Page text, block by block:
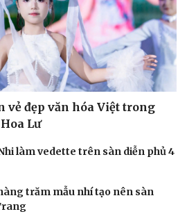
vẻ đẹp văn hóa Việt trong
Lư
làm vedette trên sàn diễn phủ 4
trăm mẫu nhí tạo nên sàn